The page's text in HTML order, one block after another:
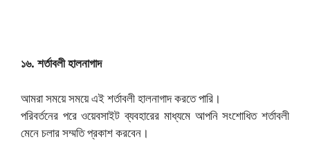
১৬. শর্তাবলী হালনাগাদ
আমরা সময়ে সময়ে এই শর্তাবলী হালনাগাদ করতে পারি।
পরিবর্তনের পরে ওয়েবসাইট ব্যবহারের মাধ্যমে আপনি সংশোধিত শর্তাবলী
মেনে চলার সম্মতি প্রকাশ করবেন।